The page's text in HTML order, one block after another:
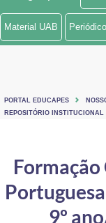
Ministério de Minas e Energia
Ministério do Turismo
Controladoria-Geral da
Ministério da Mulher, da
Material UAB
PORTAL EDUCAPES
REPOSITÓRIO INSTITUCIONAL
9º